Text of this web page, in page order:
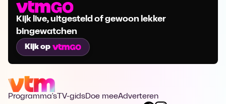
Kijk live, uitgesteld of gewoon lekker
bingewatchen
Kijk op
Programma's TV-gidsDoe meeAdverteren